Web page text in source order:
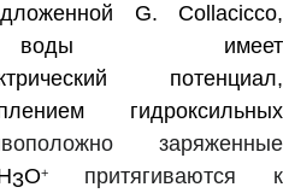
G. Collacicco,
воды имеет
потенциал,
гидроксильных
заряженные
3O+
притягиваются к